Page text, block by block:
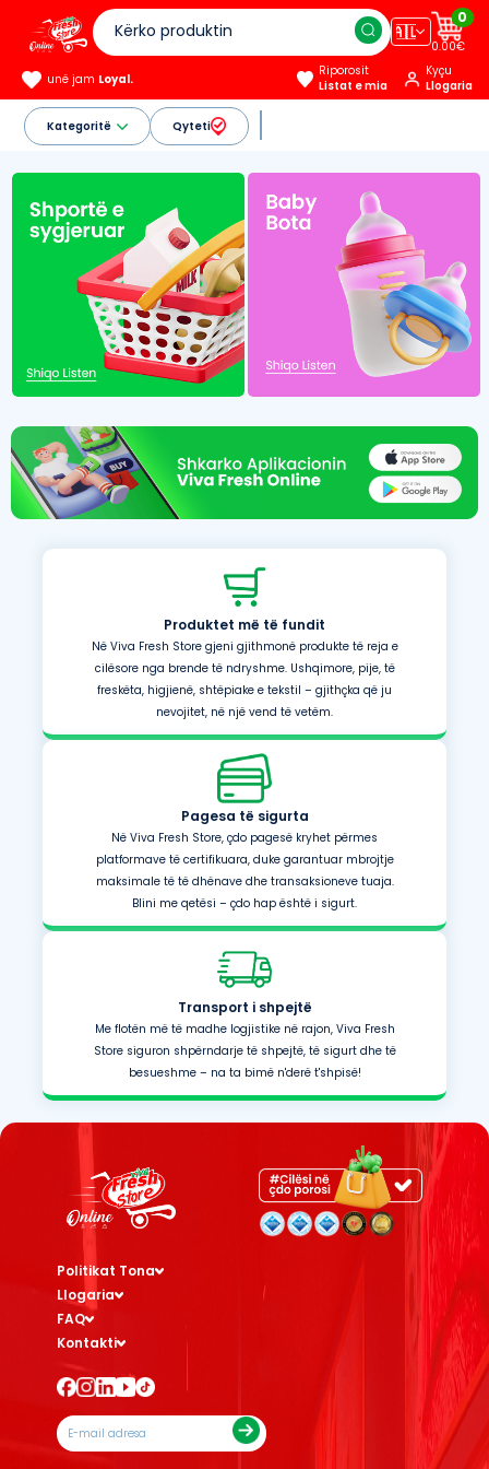
🇦🇱
0
0.00€
unë jam Loyal.
Riporosit
Listat e mia
Kyçu
Llogaria
Kategoritë Qyteti
Produktet më të fundit
Në Viva Fresh Store gjeni gjithmonë produkte të reja e
cilësore nga brende të ndryshme. Ushqimore, pije, të
freskëta, higjienë, shtëpiake e tekstil – gjithçka që ju
nevojitet, në një vend të vetëm.
Pagesa të sigurta
Në Viva Fresh Store, çdo pagesë kryhet përmes
platformave të certifikuara, duke garantuar mbrojtje
maksimale të të dhënave dhe transaksioneve tuaja.
Blini me qetësi – çdo hap është i sigurt.
Transport i shpejtë
Me flotën më të madhe logjistike në rajon, Viva Fresh
Store siguron shpërndarje të shpejtë, të sigurt dhe të
besueshme – na ta bimë n'derë t'shpisë!
Politikat Tona
Llogaria
FAQ
Kontakti